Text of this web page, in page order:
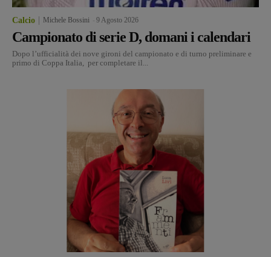
Calcio Michele Bossini 9 Agosto 2026
Campionato di serie D, domani i calendari
Dopo l’ufficialità dei nove gironi del campionato e di turno preliminare e
primo di Coppa Italia, per completare il...